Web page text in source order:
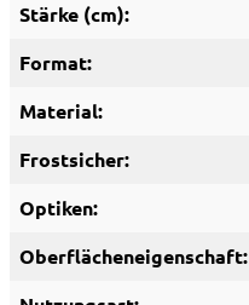
Stärke (cm):
Format:
Material:
Frostsicher:
Optiken:
Oberflächeneigenschaft: